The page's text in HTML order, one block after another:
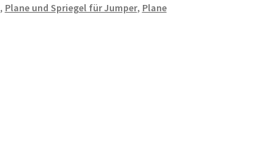
, Plane und Spriegel für Jumper, Plane